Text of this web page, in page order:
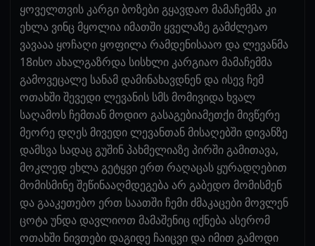
ყოველთვის კარგი ბოზები გყავდაო მამაჩემმა კი
ეხლა ვინც მყოლია იმათში ყველაზე გამძლეაო
ვავააა ყოჩაღი ყოფილა რამდენისააო და ლევანმა
18ისო ახალგაზრდა სისხლი კარგიაო მამაჩემმა
გამოვეცალე სანამ დამინახავდნენ და ისევ ჩემ
ოთახში შევედი ლევანის სმს მომივიდა ხვალ
საღამოს ჩემთან მოდიო გასაგებიამეთქი მივწერე
მეორე დღეს მივედი ლევანთან მისაღებში დივანზე
დამსვა სადაც გუშინ პახმელიაზე პირში გამითავა,
მოკლედ ეხლა გეტყვი ერთ რაღაცას ყურადღებით
მომისმინე შეწინააღმდეგება არ გაბედო მომისმენ
და გააკეთებო ერთ საათში ჩემი ძმაკაცები მოვლენ
ცოტა უნდა დავლიოთ მამაშენიც იქნება ასერომ
ოთახში ნივთები დაგიდე ჩაიცვი და იმით გამოდი